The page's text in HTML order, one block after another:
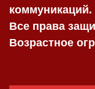
коммуникаций.
Все права
Возрастное